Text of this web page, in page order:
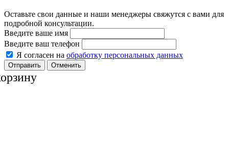
Оставьте свои данные и наши менеджеры свяжутся с вами для
подробной консультации.
Введите ваше имя
Введите ваш телефон
Я согласен на обработку персональных данных
Отменить